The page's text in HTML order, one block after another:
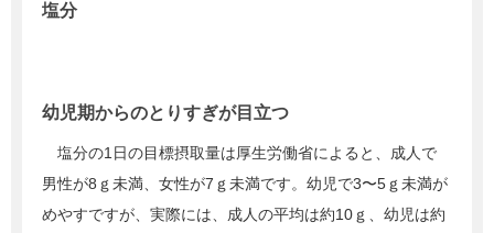
塩分
幼児期からのとりすぎが目立つ
塩分の1日の目標摂取量は厚生労働省によると、成人で
男性が8ｇ未満、女性が7ｇ未満です。幼児で3〜5ｇ未満が
めやすですが、実際には、成人の平均は約10ｇ、幼児は約